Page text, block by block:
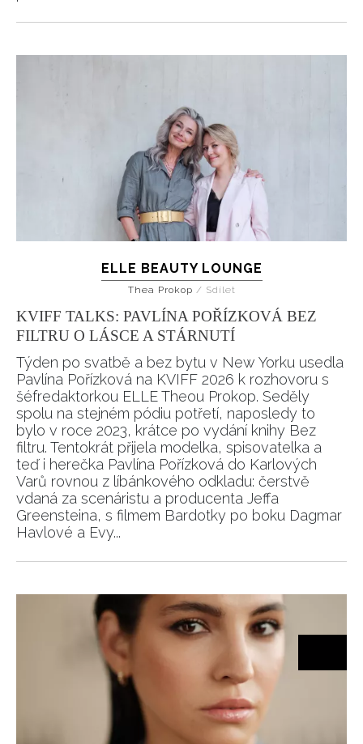
ELLE BEAUTY LOUNGE
Thea Prokop / Sdílet
KVIFF TALKS: PAVLÍNA POŘÍZKOVÁ BEZ
FILTRU O LÁSCE A STÁRNUTÍ
Týden po svatbě a bez bytu v New Yorku usedla
Pavlína Pořízková na KVIFF 2026 k rozhovoru s
šéfredaktorkou ELLE Theou Prokop. Seděly
spolu na stejném pódiu potřetí, naposledy to
bylo v roce 2023, krátce po vydání knihy Bez
filtru. Tentokrát přijela modelka, spisovatelka a
teď i herečka Pavlína Pořízková do Karlových
Varů rovnou z líbánkového odkladu: čerstvě
vdaná za scenáristu a producenta Jeffa
Greensteina, s filmem Bardotky po boku Dagmar
Havlové a Evy...